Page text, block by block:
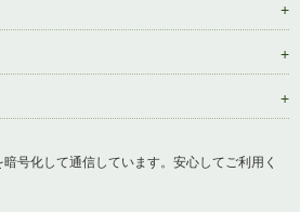
号化して通信しています。安心してご利用く